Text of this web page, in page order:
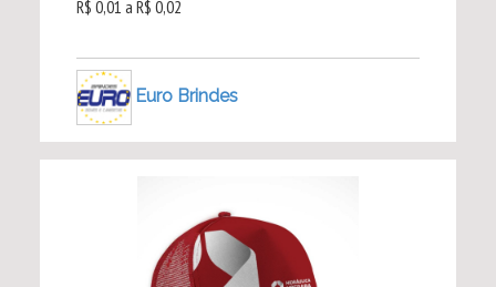
R$ 0,01 a R$ 0,02
Euro Brindes